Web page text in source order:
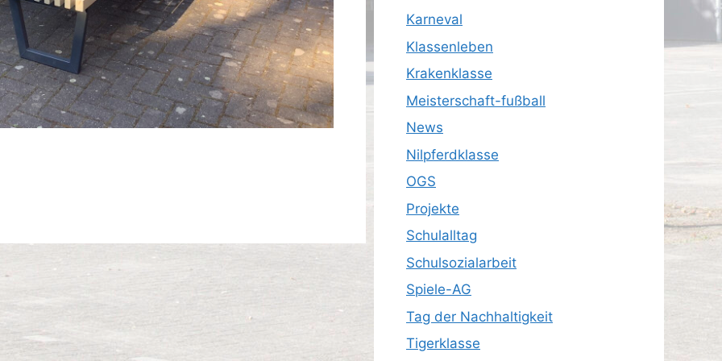
Karneval
Klassenleben
Krakenklasse
Meisterschaft-fußball
News
Nilpferdklasse
OGS
Projekte
Schulalltag
Schulsozialarbeit
Spiele-AG
Tag der Nachhaltigkeit
Tigerklasse